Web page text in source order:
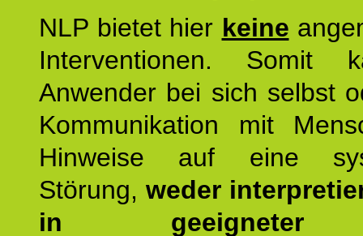
NLP bietet hier keine
Interventionen. Somit
Anwender bei sich selbst
Kommunikation mit
Hinweise auf eine
Störung, weder
in geeigneter